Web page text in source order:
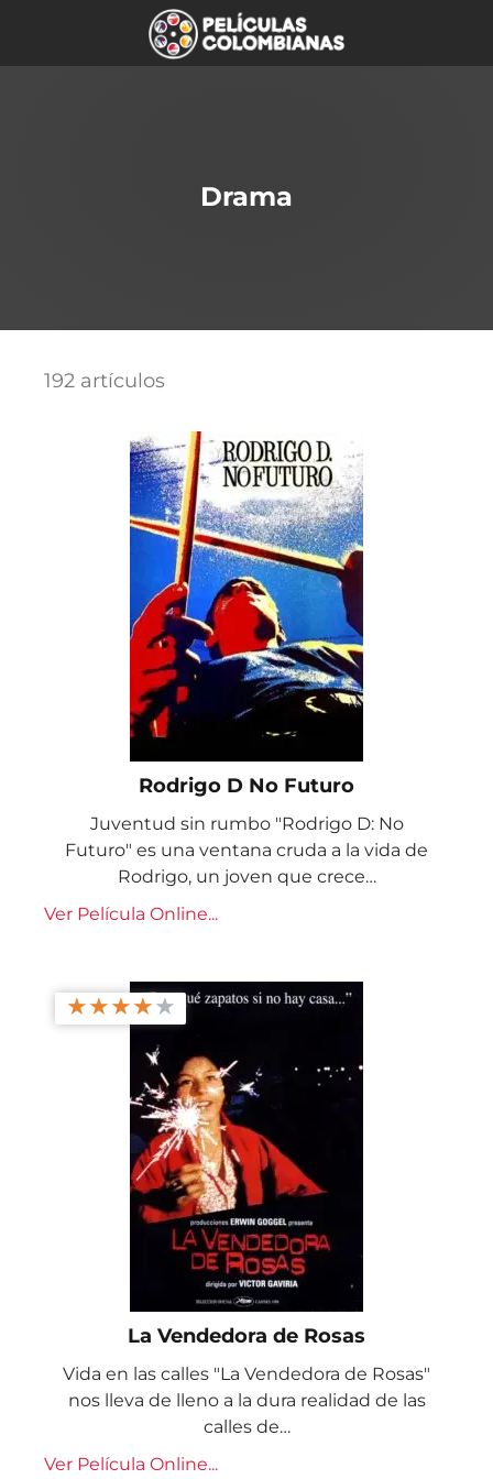
Drama
192 artículos
Rodrigo D No Futuro
Juventud sin rumbo "Rodrigo D: No
Futuro" es una ventana cruda a la vida de
Rodrigo, un joven que crece…
Ver Película Online...
★★★★★
La Vendedora de Rosas
Vida en las calles "La Vendedora de Rosas"
nos lleva de lleno a la dura realidad de las
calles de…
Ver Película Online...